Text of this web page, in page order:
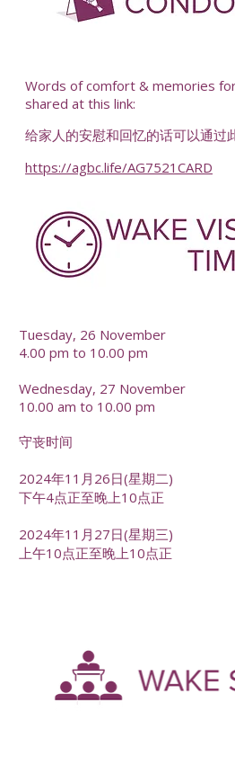
Words of comfort & memories
shared at this link:
给家人的安慰和回忆的话可以通过
https://agbc.life/AG7521CARD
Tuesday, 26 November
4.00 pm to 10.00 pm
Wednesday, 27 November
10.00 am to 10.00 pm
守丧时间
2024年11月26日(星期二)
下午4点正至晚上10点正
2024年11月27日(星期三)
上午10点正至晚上10点正